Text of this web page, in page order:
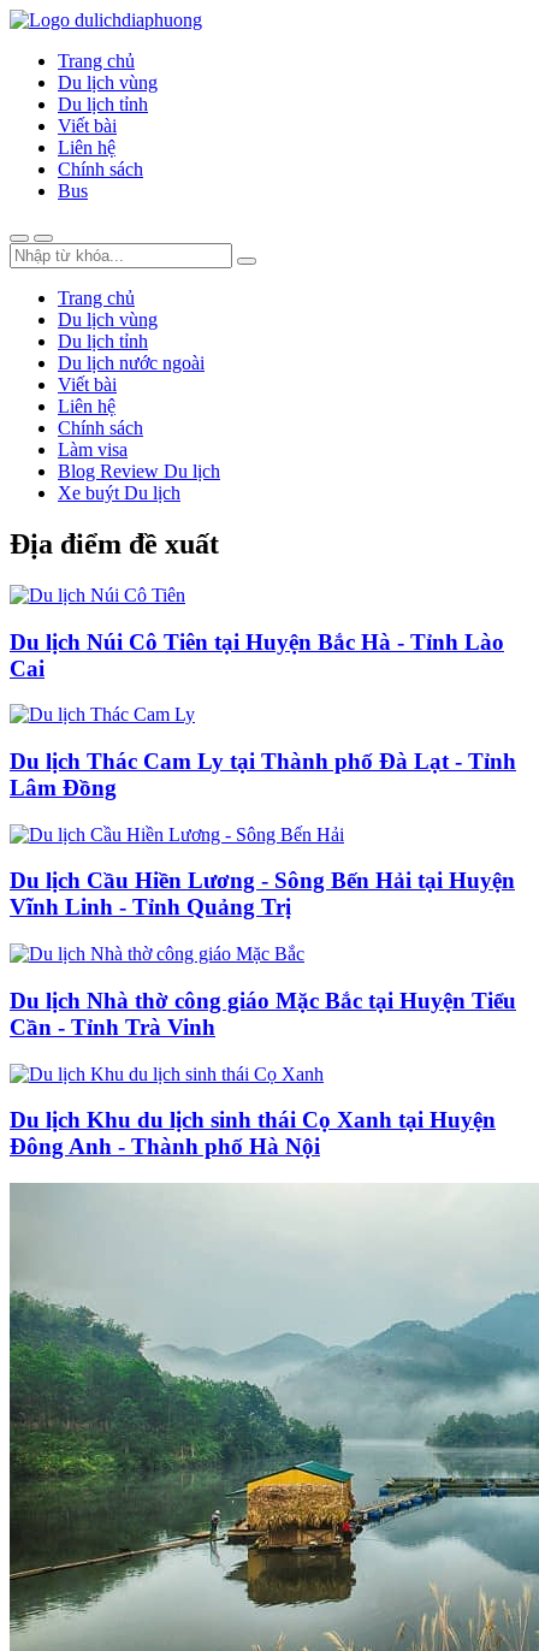
Trang chủ
Du lịch vùng
Du lịch tỉnh
Viết bài
Liên hệ
Chính sách
Bus
Trang chủ
Du lịch vùng
Du lịch tỉnh
Du lịch nước ngoài
Viết bài
Liên hệ
Chính sách
Làm visa
Blog Review Du lịch
Xe buýt Du lịch
Địa điểm đề xuất
Du lịch Núi Cô Tiên tại Huyện Bắc Hà - Tỉnh Lào
Cai
Du lịch Thác Cam Ly tại Thành phố Đà Lạt - Tỉnh
Lâm Đồng
Du lịch Cầu Hiền Lương - Sông Bến Hải tại Huyện
Vĩnh Linh - Tỉnh Quảng Trị
Du lịch Nhà thờ công giáo Mặc Bắc tại Huyện Tiểu
Cần - Tỉnh Trà Vinh
Du lịch Khu du lịch sinh thái Cọ Xanh tại Huyện
Đông Anh - Thành phố Hà Nội